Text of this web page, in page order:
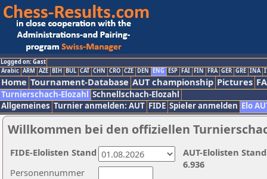
Logged on: Gast
Arabic ARM AZE BIH BUL CAT CHN CRO CZE DEN ENG ESP FAI FIN FRA GER GRE INA
Home Tournament-Database AUT championship Pictures
Turnierschach-Elozahl Schnellschach-Elozahl
Allgemeines Turnier anmelden: AUT FIDE Spieler anmelden Elo
Willkommen bei den offiziellen
Personennummer
AUT-Elolisten
6.936
FIDE-Elolisten Stand